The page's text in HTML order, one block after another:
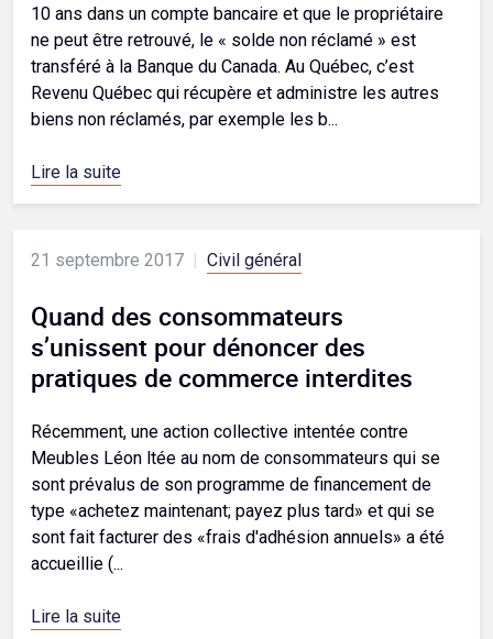
10 ans dans un compte bancaire et que le propriétaire
ne peut être retrouvé, le « solde non réclamé » est
transféré à la Banque du Canada. Au Québec, c’est
Revenu Québec qui récupère et administre les autres
biens non réclamés, par exemple les b...
Lire la suite
21 septembre 2017 Civil général
Quand des consommateurs
s’unissent pour dénoncer des
pratiques de commerce interdites
Récemment, une action collective intentée contre
Meubles Léon ltée au nom de consommateurs qui se
sont prévalus de son programme de financement de
type «achetez maintenant; payez plus tard» et qui se
sont fait facturer des «frais d'adhésion annuels» a été
accueillie (...
Lire la suite